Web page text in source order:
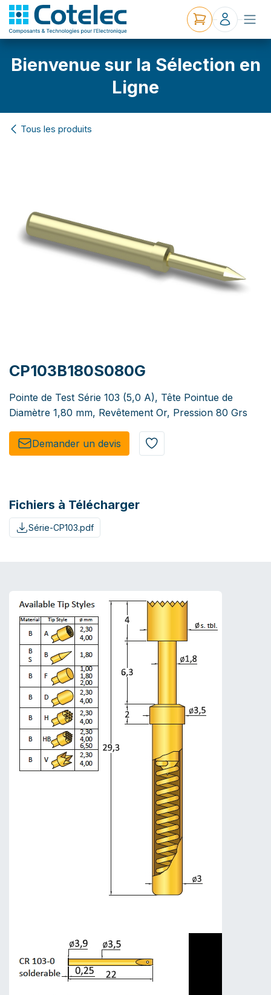
Bienvenue sur la Sélection en
Ligne
Tous les produits
CP103B180S080G
Pointe de Test Série 103 (5,0 A), Tête Pointue de
Diamètre 1,80 mm, Revêtement Or, Pression 80 Grs
Demander un de​​vis​​
Fichiers à Télécharger
Série-CP103.pdf